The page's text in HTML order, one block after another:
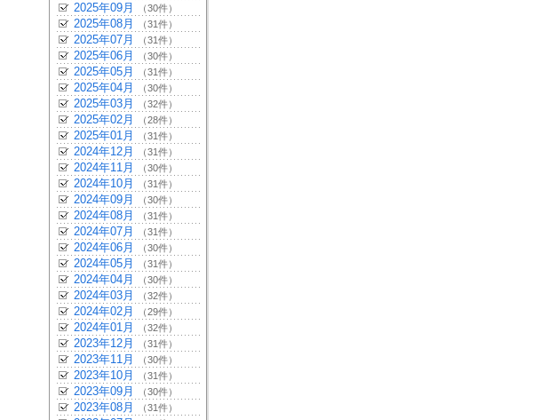
2025年09月 （30件）
2025年08月 （31件）
2025年07月 （31件）
2025年06月 （30件）
2025年05月 （31件）
2025年04月 （30件）
2025年03月 （32件）
2025年02月 （28件）
2025年01月 （31件）
2024年12月 （31件）
2024年11月 （30件）
2024年10月 （31件）
2024年09月 （30件）
2024年08月 （31件）
2024年07月 （31件）
2024年06月 （30件）
2024年05月 （31件）
2024年04月 （30件）
2024年03月 （32件）
2024年02月 （29件）
2024年01月 （32件）
2023年12月 （31件）
2023年11月 （30件）
2023年10月 （31件）
2023年09月 （30件）
2023年08月 （31件）